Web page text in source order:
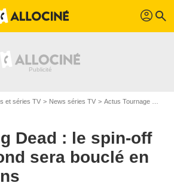
profil search
et séries TV News séries TV Actus Tournage Séries TV
Dead : le spin-off
sera bouclé en